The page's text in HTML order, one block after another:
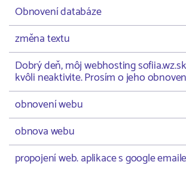
Obnovení databáze
změna textu
Dobrý deň, môj webhosting
kvôli neaktivite. Prosím o jeho
obnovení webu
obnova webu
propojení web. aplikace s google